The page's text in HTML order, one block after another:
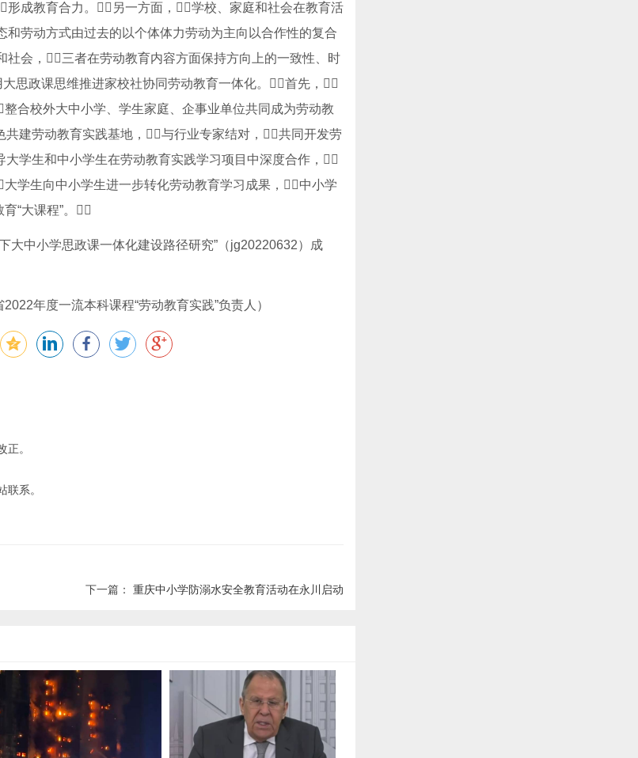
成教育合力。另一方面，学校、家庭和社会在教育活
劳动方式由过去的以个体体力劳动为主向以合作性的复合
会，三者在劳动教育内容方面保持方向上的一致性、时
思政课思维推进家校社协同劳动教育一体化。首先，
合校外大中小学、学生家庭、企事业单位共同成为劳动教
共建劳动教育实践基地，与行业专家结对，共同开发劳
大学生和中小学生在劳动教育实践学习项目中深度合作，
学生向中小学生进一步转化劳动教育学习成果，中小学
“大课程”。
下大中小学思政课一体化建设路径研究”（jg20220632）成
年度一流本科课程“劳动教育实践”负责人）
。
系。
下一篇： 重庆中小学防溺水安全教育活动在永川启动